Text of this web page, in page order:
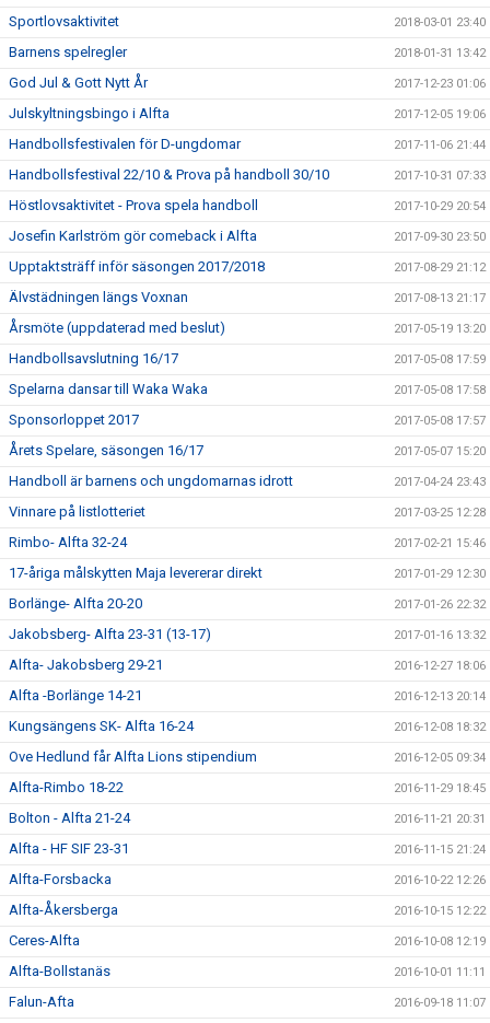
Sportlovsaktivitet 2018-03-01 23:40
Barnens spelregler 2018-01-31 13:42
God Jul & Gott Nytt År 2017-12-23 01:06
Julskyltningsbingo i Alfta 2017-12-05 19:06
Handbollsfestivalen för D-ungdomar 2017-11-06 21:44
Handbollsfestival 22/10 & Prova på handboll 30/10 2017-10-31 07:33
Höstlovsaktivitet - Prova spela handboll 2017-10-29 20:54
Josefin Karlström gör comeback i Alfta 2017-09-30 23:50
Upptaktsträff inför säsongen 2017/2018 2017-08-29 21:12
Älvstädningen längs Voxnan 2017-08-13 21:17
Årsmöte (uppdaterad med beslut) 2017-05-19 13:20
Handbollsavslutning 16/17 2017-05-08 17:59
Spelarna dansar till Waka Waka 2017-05-08 17:58
Sponsorloppet 2017 2017-05-08 17:57
Årets Spelare, säsongen 16/17 2017-05-07 15:20
Handboll är barnens och ungdomarnas idrott 2017-04-24 23:43
Vinnare på listlotteriet 2017-03-25 12:28
Rimbo- Alfta 32-24 2017-02-21 15:46
17-åriga målskytten Maja levererar direkt 2017-01-29 12:30
Borlänge- Alfta 20-20 2017-01-26 22:32
Jakobsberg- Alfta 23-31 (13-17) 2017-01-16 13:32
Alfta- Jakobsberg 29-21 2016-12-27 18:06
Alfta -Borlänge 14-21 2016-12-13 20:14
Kungsängens SK- Alfta 16-24 2016-12-08 18:32
Ove Hedlund får Alfta Lions stipendium 2016-12-05 09:34
Alfta-Rimbo 18-22 2016-11-29 18:45
Bolton - Alfta 21-24 2016-11-21 20:31
Alfta - HF SIF 23-31 2016-11-15 21:24
Alfta-Forsbacka 2016-10-22 12:26
Alfta-Åkersberga 2016-10-15 12:22
Ceres-Alfta 2016-10-08 12:19
Alfta-Bollstanäs 2016-10-01 11:11
Falun-Afta 2016-09-18 11:07